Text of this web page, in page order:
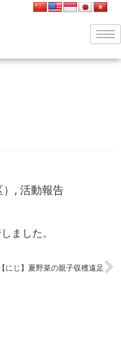
, 活動報告
ました。
【にじ】夏野菜の親子収穫遠足